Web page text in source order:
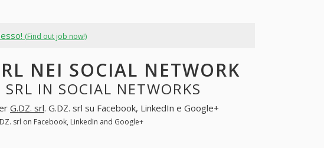
(Find out job now!)
NEI SOCIAL NETWORK
IN SOCIAL NETWORKS
G.DZ. srl. G.DZ. srl su Facebook, LinkedIn e Google+
srl on Facebook, LinkedIn and Google+